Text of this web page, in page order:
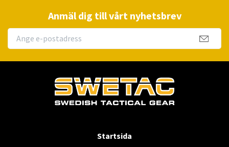
Anmäl dig till vårt nyhetsbrev
Startsida